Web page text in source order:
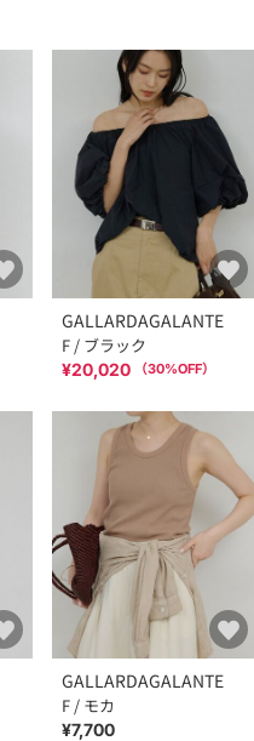
GALLARDAGALANTE
F / ブラック
¥20,020 （30%OFF）
GALLARDAGALANTE
F / モカ
¥7,700